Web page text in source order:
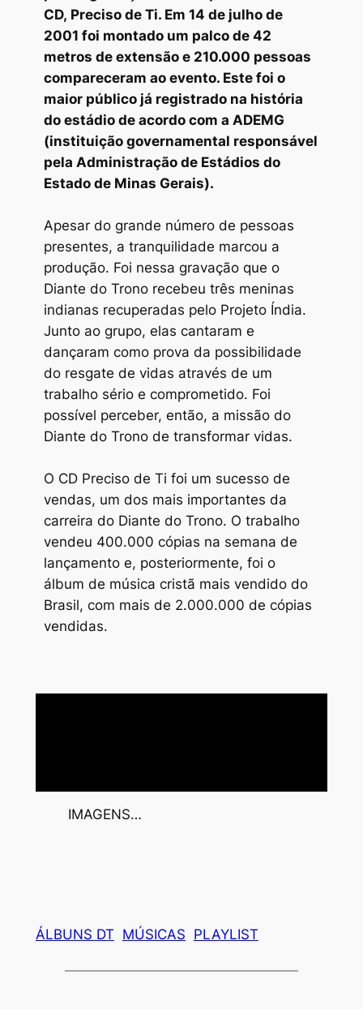
CD, Preciso de Ti. Em 14 de julho de
2001 foi montado um palco de 42
metros de extensão e 210.000 pessoas
compareceram ao evento. Este foi o
maior público já registrado na história
do estádio de acordo com a ADEMG
(instituição governamental responsável
pela Administração de Estádios do
Estado de Minas Gerais).
Apesar do grande número de pessoas
presentes, a tranquilidade marcou a
produção. Foi nessa gravação que o
Diante do Trono recebeu três meninas
indianas recuperadas pelo Projeto Índia.
Junto ao grupo, elas cantaram e
dançaram como prova da possibilidade
do resgate de vidas através de um
trabalho sério e comprometido. Foi
possível perceber, então, a missão do
Diante do Trono de transformar vidas.
O CD Preciso de Ti foi um sucesso de
vendas, um dos mais importantes da
carreira do Diante do Trono. O trabalho
vendeu 400.000 cópias na semana de
lançamento e, posteriormente, foi o
álbum de música cristã mais vendido do
Brasil, com mais de 2.000.000 de cópias
vendidas.
IMAGENS…
ÁLBUNS DT MÚSICAS PLAYLIST